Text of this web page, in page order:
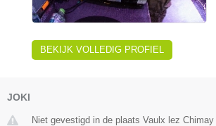
BEKIJK VOLLEDIG PROFIEL
JOKI
Niet gevestigd in de plaats Vaulx lez